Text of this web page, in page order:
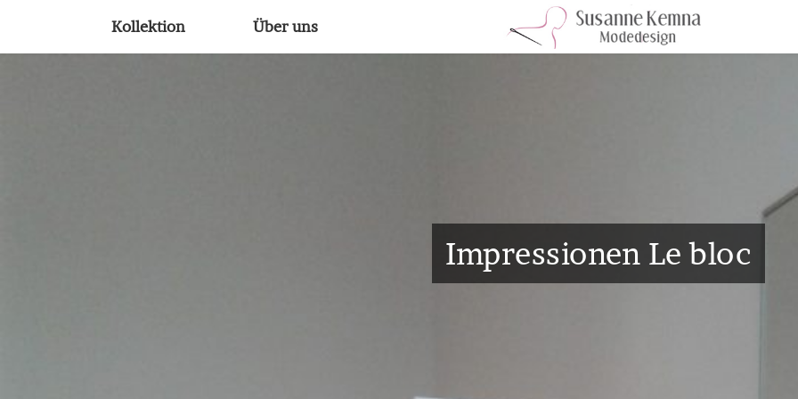
Kollektion Über uns
Impressionen Le bloc